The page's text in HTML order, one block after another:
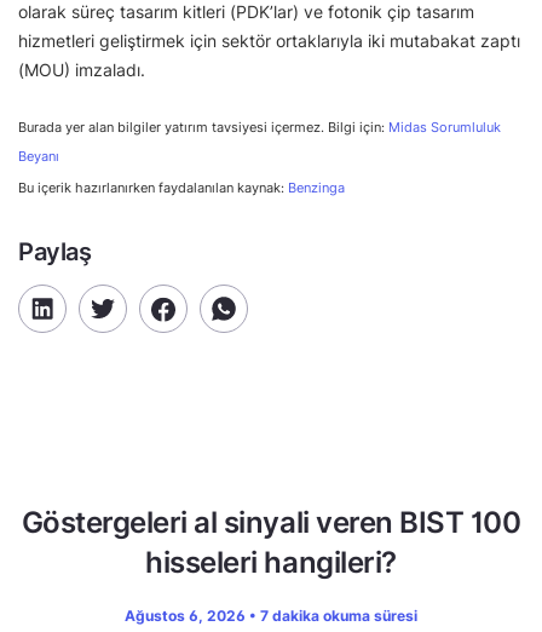
olarak süreç tasarım kitleri (PDK’lar) ve fotonik çip tasarım
hizmetleri geliştirmek için sektör ortaklarıyla iki mutabakat zaptı
(MOU) imzaladı.
Burada yer alan bilgiler yatırım tavsiyesi içermez. Bilgi için: Midas Sorumluluk
Beyanı
Bu içerik hazırlanırken faydalanılan kaynak: Benzinga
Paylaş
Göstergeleri al sinyali veren BIST 100
hisseleri hangileri?
Ağustos 6, 2026 • 7 dakika okuma süresi